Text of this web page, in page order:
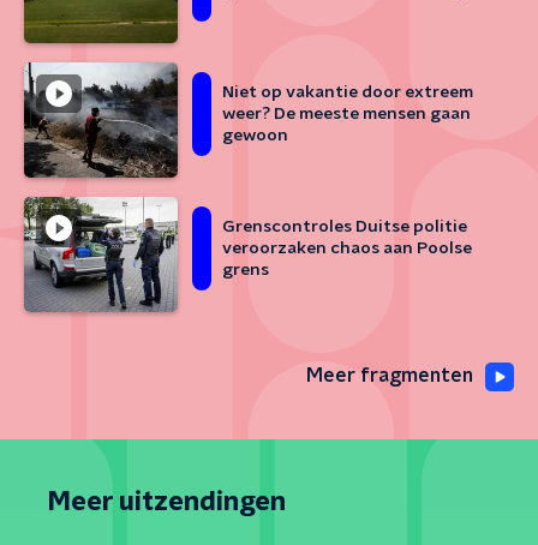
Niet op vakantie door extreem
weer? De meeste mensen gaan
gewoon
Grenscontroles Duitse politie
veroorzaken chaos aan Poolse
grens
Meer fragmenten
Meer uitzendingen